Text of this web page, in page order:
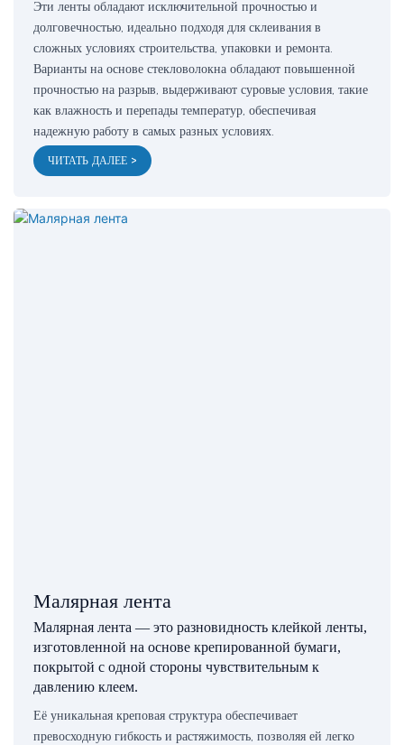
Эти ленты обладают исключительной прочностью и
долговечностью, идеально подходя для склеивания в
сложных условиях строительства, упаковки и ремонта.
Варианты на основе стекловолокна обладают повышенной
прочностью на разрыв, выдерживают суровые условия, такие
как влажность и перепады температур, обеспечивая
надежную работу в самых разных условиях.
ЧИТАТЬ ДАЛЕЕ >
Малярная лента
Малярная лента — это разновидность клейкой ленты,
изготовленной на основе крепированной бумаги,
покрытой с одной стороны чувствительным к
давлению клеем.
Её уникальная креповая структура обеспечивает
превосходную гибкость и растяжимость, позволяя ей легко